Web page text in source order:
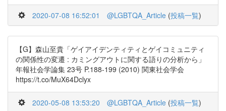
2020-07-08 16:52:01 @LGBTQA_Article (投稿一覧)
【G】森山至貴「ゲイアイデンティティとゲイコミュニティ
の関係性の変遷 : カミングアウトに関する語りの分析から」
年報社会学論集 23号 P.188-199 (2010) 関東社会学会
https://t.co/MuX64Dclyx
2020-05-08 13:53:20 @LGBTQA_Article (投稿一覧)